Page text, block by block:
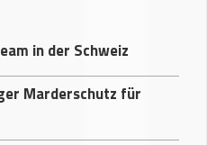
in der Schweiz
Marderschutz für